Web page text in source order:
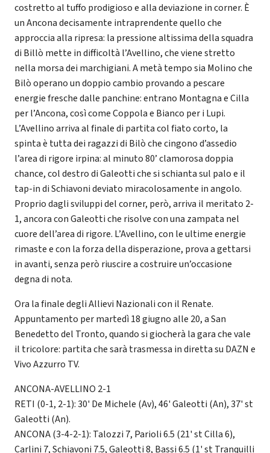
costretto al tuffo prodigioso e alla deviazione in corner. È
un Ancona decisamente intraprendente quello che
approccia alla ripresa: la pressione altissima della squadra
di Billò mette in difficoltà l’Avellino, che viene stretto
nella morsa dei marchigiani. A metà tempo sia Molino che
Bilò operano un doppio cambio provando a pescare
energie fresche dalle panchine: entrano Montagna e Cilla
per l’Ancona, così come Coppola e Bianco per i Lupi.
L’Avellino arriva al finale di partita col fiato corto, la
spinta è tutta dei ragazzi di Bilò che cingono d’assedio
l’area di rigore irpina: al minuto 80’ clamorosa doppia
chance, col destro di Galeotti che si schianta sul palo e il
tap-in di Schiavoni deviato miracolosamente in angolo.
Proprio dagli sviluppi del corner, però, arriva il meritato 2-
1, ancora con Galeotti che risolve con una zampata nel
cuore dell’area di rigore. L’Avellino, con le ultime energie
rimaste e con la forza della disperazione, prova a gettarsi
in avanti, senza però riuscire a costruire un’occasione
degna di nota.
Ora la finale degli Allievi Nazionali con il Renate.
Appuntamento per martedì 18 giugno alle 20, a San
Benedetto del Tronto, quando si giocherà la gara che vale
il tricolore: partita che sarà trasmessa in diretta su DAZN e
Vivo Azzurro TV.
ANCONA-AVELLINO 2-1
RETI (0-1, 2-1): 30' De Michele (Av), 46' Galeotti (An), 37' st
Galeotti (An).
ANCONA (3-4-2-1): Talozzi 7, Parioli 6.5 (21' st Cilla 6),
Carlini 7, Schiavoni 7.5, Galeotti 8, Bassi 6.5 (1' st Tranquilli